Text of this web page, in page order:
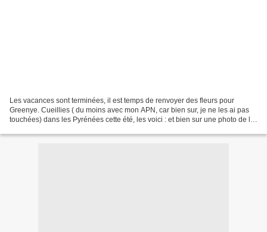
Les vacances sont terminées, il est temps de renvoyer des fleurs pour
Greenye. Cueillies ( du moins avec mon APN, car bien sur, je ne les ai pas
touchées) dans les Pyrénées cette été, les voici : et bien sur une photo de la